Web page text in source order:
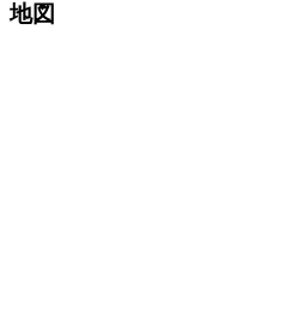
地図